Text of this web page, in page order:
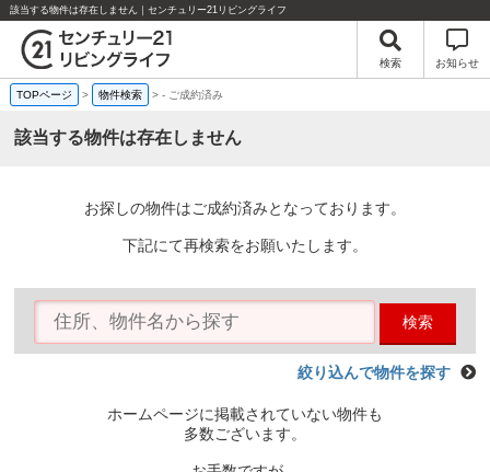
該当する物件は存在しません｜センチュリー21リビングライフ
検索 お知らせ
TOPページ > 物件検索 >- ご成約済み
該当する物件は存在しません
お探しの物件はご成約済みとなっております。
下記にて再検索をお願いたします。
検索
絞り込んで物件を探す
ホームページに掲載されていない物件も
多数ございます。